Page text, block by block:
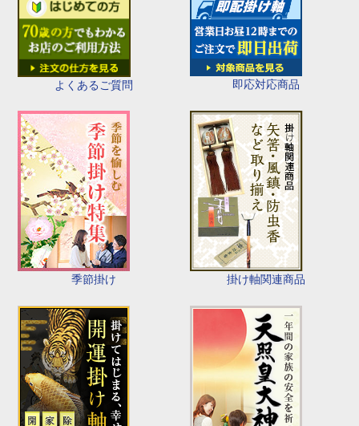
よくあるご質問 即応対応商品
季節掛け 掛け軸関連商品